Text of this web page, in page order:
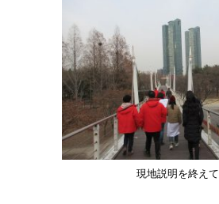
現地説明を終えて